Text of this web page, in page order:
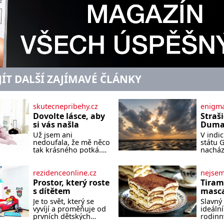
DALŠÍ ZAJÍMAVÉ ČLÁNKY
skutecnepribehy.cz
Dovolte lásce, aby
si vás našla
Už jsem ani
nedoufala, že mě něco
tak krásného potká.
pohled. Poprvé jsem
se vdávala, když mi
bylo dvacet. Oba jsme
byli mladí a byl to tak
říkajíc sňatek z
rozumu. Rodiče nás
dali dohromady, Toník
písek
ze
zlo?
V
státu
tomu
písek
má
rezidenceonline.cz
Prostor, který roste
s dítětem
Je to svět, který se
vyvíjí a proměňuje od
prvních dětských
Slavný
ideální